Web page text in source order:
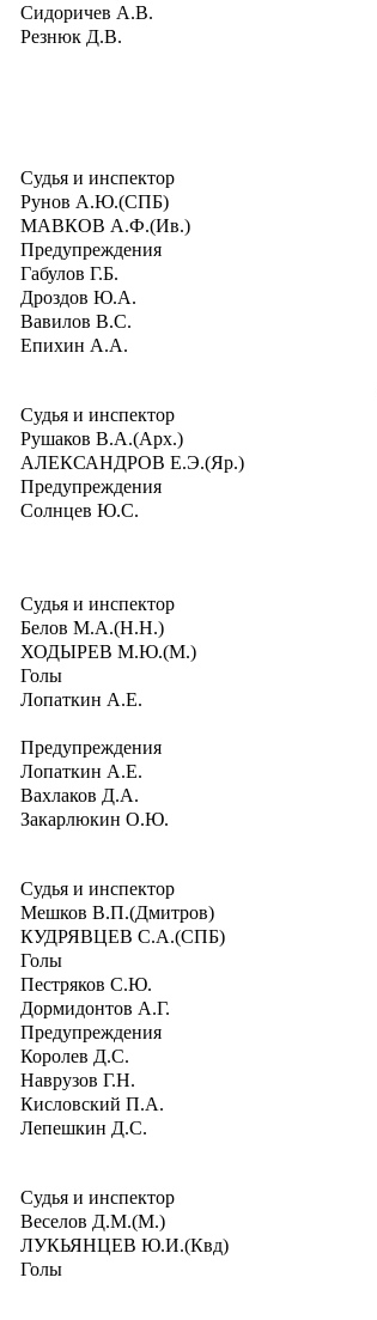
Сидоричев А.В.
Резнюк Д.В.
Судья и инспектор
Рунов А.Ю.(СПБ)
МАВКОВ А.Ф.(Ив.)
Предупреждения
Габулов Г.Б.
Дроздов Ю.А.
Вавилов В.С.
Епихин А.А.
Судья и инспектор
Рушаков В.А.(Арх.)
АЛЕКСАНДРОВ Е.Э.(Яр.)
Предупреждения
Солнцев Ю.С.
Судья и инспектор
Белов М.А.(Н.Н.)
ХОДЫРЕВ М.Ю.(М.)
Голы
Лопаткин А.Е.
Предупреждения
Лопаткин А.Е.
Вахлаков Д.А.
Закарлюкин О.Ю.
Судья и инспектор
Мешков В.П.(Дмитров)
КУДРЯВЦЕВ С.А.(СПБ)
Голы
Пестряков С.Ю.
Дормидонтов А.Г.
Предупреждения
Королев Д.С.
Наврузов Г.Н.
Кисловский П.А.
Лепешкин Д.С.
Судья и инспектор
Веселов Д.М.(М.)
ЛУКЬЯНЦЕВ Ю.И.(Квд)
Голы